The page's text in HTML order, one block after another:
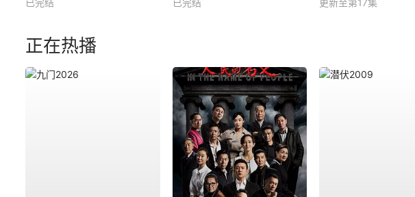
已完结
已完结
更新至第17集
正在热播